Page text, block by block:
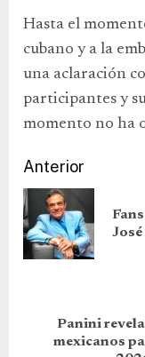
Hasta el
cubano y a la
una aclaración
participantes y
momento no ha
Anterior
Panini
mexicanos